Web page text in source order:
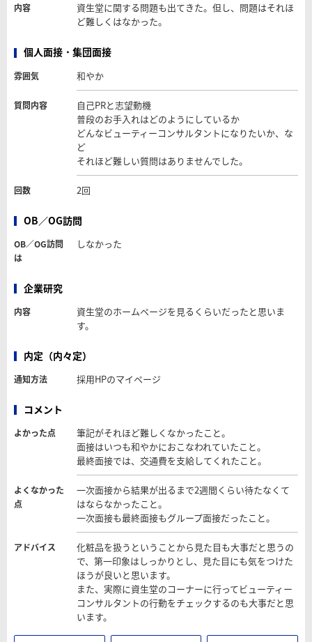
内容
資生堂に関する問題も出てきた。但し、問題はそれほ
ど難しくはなかった。
個人面接・集団面接
雰囲気 和やか
質問内容
自己PRと志望動機
普段のお手入れはどのようにしているか
どんなビューティーコンサルタントになりたいか、な
ど
それほど難しい質問はありませんでした。
回数 2回
OB／OG訪問
OB／OG訪問
は
しなかった
企業研究
内容
資生堂のホームページを見るくらいだったと思いま
す。
内定（内々定）
通知方法 採用HPのマイページ
コメント
よかった点
筆記がそれほど難しくなかったこと。
面接はいつも和やかにおこなわれていたこと。
最終面接では、交通費を支給してくれたこと。
よくなかった
点
一次面接から結果が出るまで2週間くらい待たなくて
はならなかったこと。
一次面接も最終面接もグループ面接だったこと。
アドバイス
化粧品を扱うということから見た目も大事だと思うの
で、第一印象はしっかりとし、見た目にも気をつけた
ほうが良いと思います。
また、実際に資生堂のコーナーに行ってビューティー
コンサルタントの行動をチェックするのも大事だと思
います。